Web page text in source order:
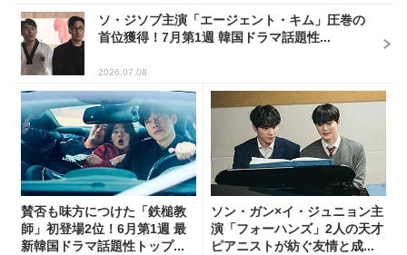
ソ・ジソブ主演「エージェント・キム」圧巻の
首位獲得！7月第1週 韓国ドラマ話題性...
2026.07.08
賛否も味方につけた「鉄槌教
師」初登場2位！6月第1週 最
新韓国ドラマ話題性トップ...
ソン・ガン×イ・ジュニョン主
演「フォーハンズ」2人の天才
ピアニストが紡ぐ友情と成...